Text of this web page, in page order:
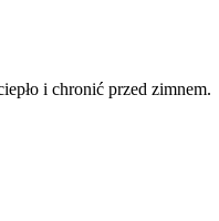
i chronić przed zimnem.